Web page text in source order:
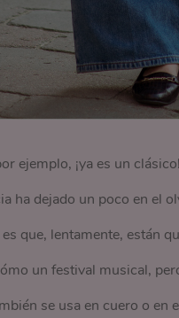
ejemplo, ¡ya es un
ha dejado un poco en el
que, lentamente, están
un festival musical,
se usa en cuero o